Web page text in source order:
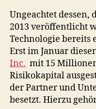
Ungeachtet dessen,
2013 veröffentlicht
Technologie bereits
Erst im Januar
Inc. mit 15
Risikokapital
der Partner und
besetzt. Hierzu